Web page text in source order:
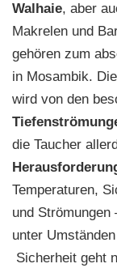
Walhaie, aber
Makrelen und
gehören zum
in Mosambik.
wird von den
die Taucher
Temperaturen,
und Strömungen
unter
Sicherheit geht